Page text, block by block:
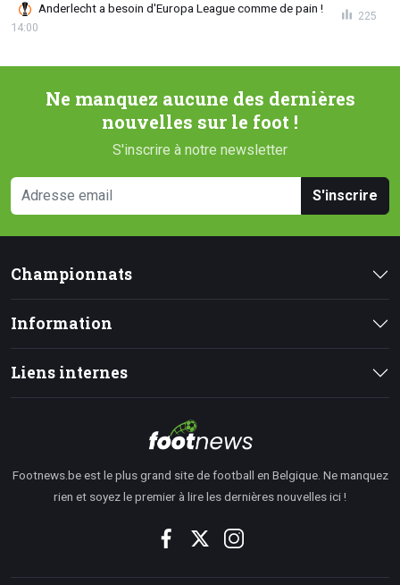
Anderlecht a besoin d'Europa League comme de pain !
14:00
225
Ne manquez aucune des dernières
nouvelles sur le foot !
S'inscrire à notre newsletter
S'inscrire
Championnats
Information
Liens internes
Footnews.be est le plus grand site de football en Belgique. Ne manquez
rien et soyez le premier à lire les dernières nouvelles ici !